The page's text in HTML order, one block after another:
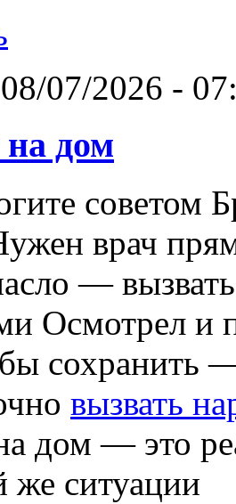
07/2026 -
дом
советом
врач
—
Осмотрел и
сохранить
вызвать
дом — это
же ситуации